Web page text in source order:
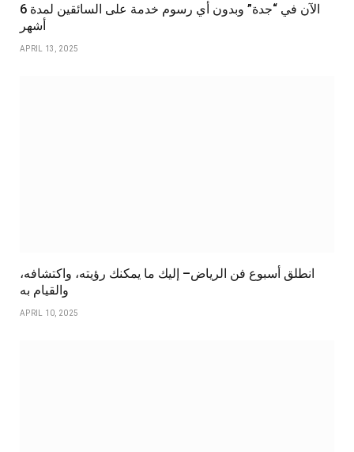
الآن في “جدة” وبدون أي رسوم خدمة على السائقين لمدة 6
أشهر
APRIL 13, 2025
انطلق أسبوع فن الرياض– إليك ما يمكنك رؤيته، واكتشافه،
والقيام به
APRIL 10, 2025